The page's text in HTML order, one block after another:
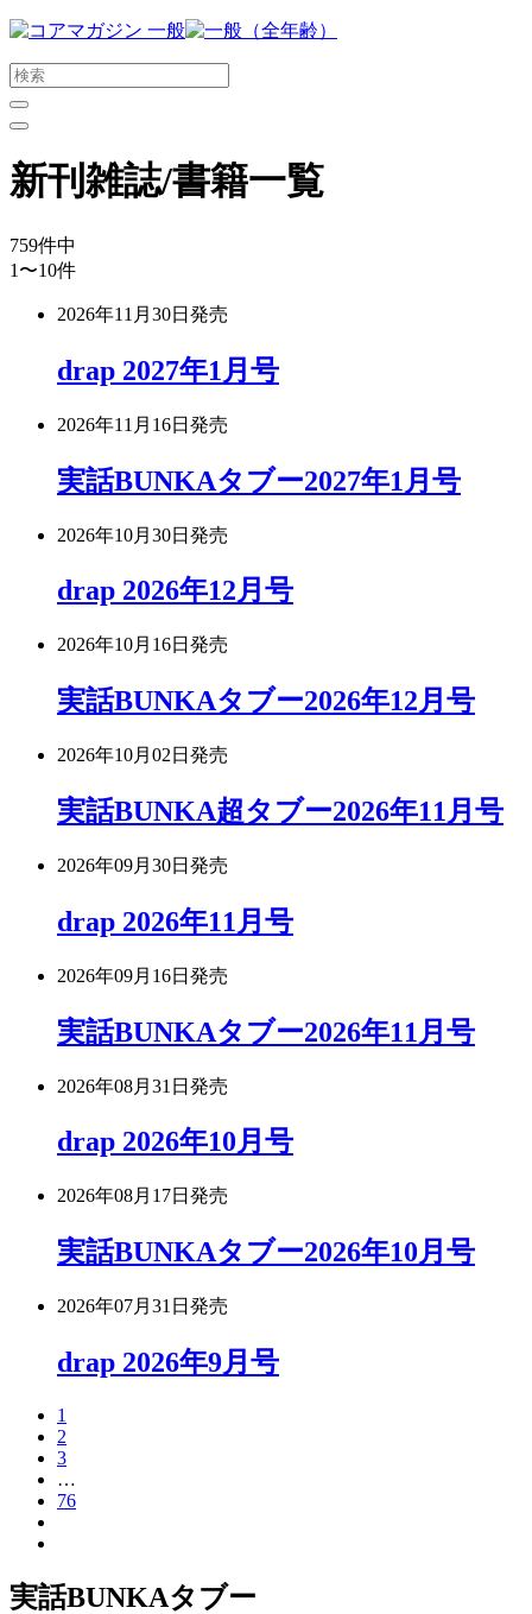
メ
ン
コ
ン
ン
ツ
ス
キ
新刊雑誌/書籍一覧
759件中
1〜10件
2026年11月30日 発売
drap 2027年1月号
2026年11月16日 発売
実話BUNKAタブー2027年1月号
2026年10月30日 発売
drap 2026年12月号
2026年10月16日 発売
実話BUNKAタブー2026年12月号
2026年10月02日 発売
実話BUNKA超タブー2026年11月号
2026年09月30日 発売
drap 2026年11月号
2026年09月16日 発売
実話BUNKAタブー2026年11月号
2026年08月31日 発売
drap 2026年10月号
2026年08月17日 発売
実話BUNKAタブー2026年10月号
2026年07月31日 発売
drap 2026年9月号
1
2
3
…
76
実話BUNKAタブー